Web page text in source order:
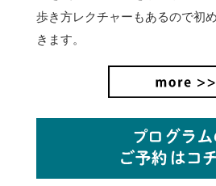
歩き方レクチャーもあるので初
きます。